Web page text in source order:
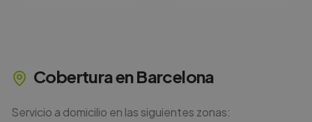
Cobertura enBarcelona
Servicio a domicilio en las siguientes zonas: